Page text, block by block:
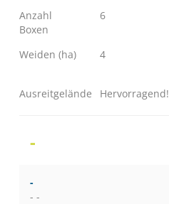
Anzahl
Boxen
6
Weiden (ha) 4
Ausreitgelände Hervorragend!
-
-
- -